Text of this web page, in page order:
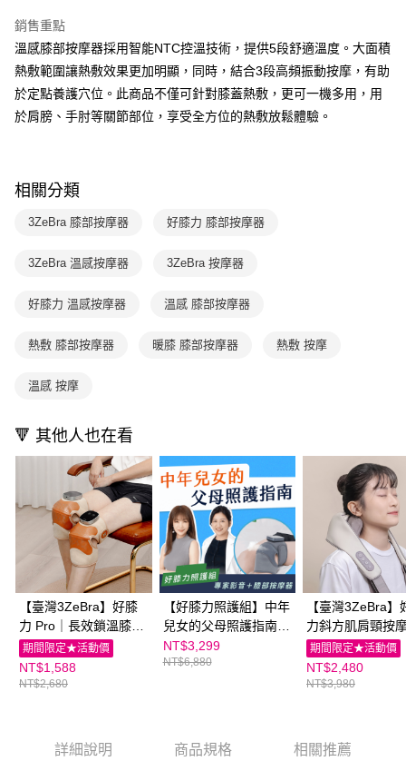
帳／街口支付／iPASS MONEY」等通路繳費。
【注意事項】
1.本服務係由「台灣大哥大股份有限公司」（以下簡稱本公司）所提供，讓
用戶於交易時，得透過本服務購買商品或服務，並由商店將買賣／分期付款
買賣價金債權讓與本公司後，依約使用本公司帳單繳交帳款。
2.基於同意付款使用「大哥付你分期」之契約關係目的，商店將以您的個人
結帳頁面，進行簡訊認證並確認金額後，即可完成結帳。
２．訂單成立數日內，您將收到繳費通知簡訊。
３．收到繳費通知簡訊後14天內，點擊此簡訊中的連結，可透過四大超商／
ATM／網路銀行／等多元方式進行付款，方視為交易完成。
※ 請注意：結帳手續完成當下不需立刻繳費，但若您需要取消訂單，請聯絡
購買商品的店家。未經商家同意取消之訂單仍視為有效，需透過AFTEE先享
後付繳納相關費用。
【注意事項】
易，需依本服務之必要範圍內提供個人資料，並將交易相關給付款項請求債
２．關於個人資料處理事宜，請瀏覽以下網址：
「AFTEE先享後付」，若未經同意申辦者引起之損失，本公司不負相關責
４．使用「AFTEE先享後付」時，將依據個別帳號之用戶狀況，依本公司即
５．嚴禁一人註冊多個帳號或使用他人資訊註冊。若發現惡意使用之情形，
銷售重點
溫感膝部按摩器採用智能NTC控溫技術，提供5段舒適溫度。大面積
熱敷範圍讓熱敷效果更加明顯，同時，結合3段高頻振動按摩，有助
於定點養護穴位。此商品不僅可針對膝蓋熱敷，更可一機多用，用
於肩膀、手肘等關節部位，享受全方位的熱敷放鬆體驗。
相關分類
3ZeBra 膝部按摩器 好膝力 膝部按摩器
3ZeBra 溫感按摩器 3ZeBra 按摩器
好膝力 溫感按摩器 溫感 膝部按摩器
熱敷 膝部按摩器 暖膝 膝部按摩器 熱敷 按摩
溫感 按摩
🔻 其他人也在看
【臺灣3ZeBra】好膝
力 Pro｜長效鎖溫膝部
按摩器｜親子家庭嚴選
館
期間限定★活動價
NT$1,588
NT$2,680
【好膝力照護組】中年
兒女的父母照護指南+
【臺灣3ZeBra】溫感
膝部按摩器(一入)｜親
NT$3,299
NT$6,880
【臺灣3ZeBra】
力斜方肌肩頸按
親子家庭嚴選館
期間限定★活動價
NT$2,480
NT$3,980
詳細說明 商品規格 相關推薦